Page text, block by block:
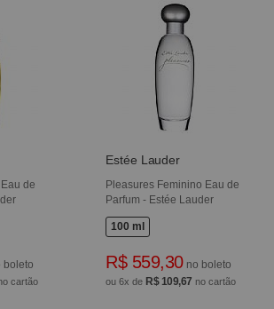
de
boleto
cartão
Estée Lauder
Pleasures Feminino Eau de
Parfum - Estée Lauder
100 ml
R$ 559,30no boleto
ou 6x de R$ 109,67 no cartão